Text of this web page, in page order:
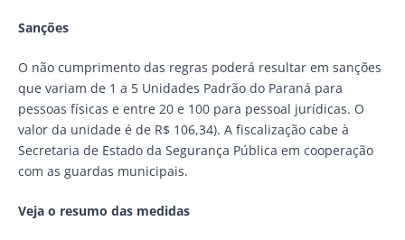
Sanções
O não cumprimento das regras poderá resultar em sanções
que variam de 1 a 5 Unidades Padrão do Paraná para
pessoas físicas e entre 20 e 100 para pessoal jurídicas. O
valor da unidade é de R$ 106,34). A fiscalização cabe à
Secretaria de Estado da Segurança Pública em cooperação
com as guardas municipais.
Veja o resumo das medidas